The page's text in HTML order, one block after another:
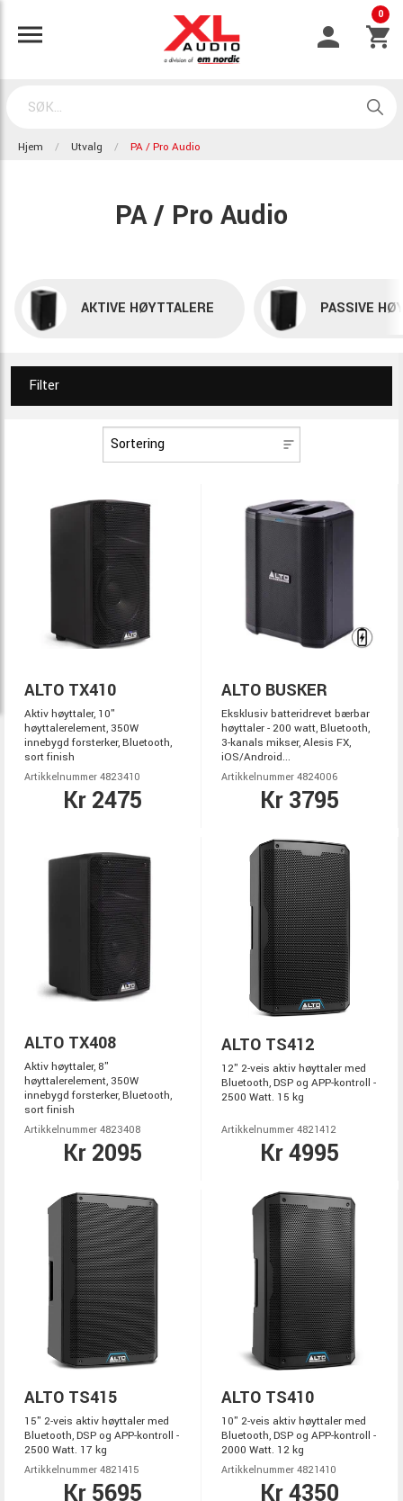
0
Hjem Utvalg PA / Pro Audio
PA / Pro Audio
AKTIVE HØYTTALERE PASSIVE
Filter
ALTO TX410
Aktiv høyttaler, 10"
høyttalerelement, 350W
innebygd forsterker, Bluetooth,
sort finish
Artikkelnummer 4823410
Kr 2475
ALTO BUSKER
Eksklusiv batteridrevet bærbar
høyttaler - 200 watt, Bluetooth,
3-kanals mikser, Alesis FX,
iOS/Android...
Artikkelnummer 4824006
Kr 3795
ALTO TX408
Aktiv høyttaler, 8"
høyttalerelement, 350W
innebygd forsterker, Bluetooth,
sort finish
Artikkelnummer 4823408
Kr 2095
ALTO TS412
12" 2-veis aktiv høyttaler med
Bluetooth, DSP og APP-kontroll -
2500 Watt. 15 kg
Artikkelnummer 4821412
Kr 4995
ALTO TS415
15" 2-veis aktiv høyttaler med
Bluetooth, DSP og APP-kontroll -
2500 Watt. 17 kg
Artikkelnummer 4821415
Kr 5695
ALTO TS410
10" 2-veis aktiv høyttaler med
Bluetooth, DSP og APP-kontroll -
2000 Watt. 12 kg
Artikkelnummer 4821410
Kr 4350